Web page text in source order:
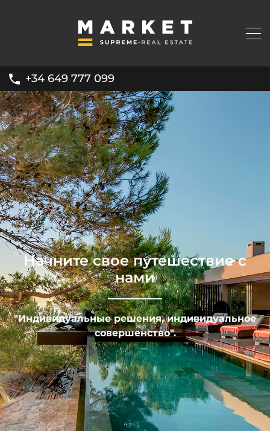
+34 649 777 099
Начните свое путешествие с
нами
"Индивидуальные решения, индивидуальное
совершенство".